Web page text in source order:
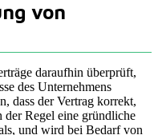
von
daraufhin überprüft,
des Unternehmens
dass der Vertrag korrekt,
Regel eine gründliche
und wird bei Bedarf von